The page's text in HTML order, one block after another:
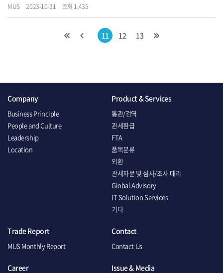
MUS 2023-10-31 조회 1,435
11 12 13
Company
Business Principle
People and Culture
Leadership
Location
Product & Services
통관/검역
관세환급
FTA
품목분류
외환
관세자문 및 심사/조사 대리
Global Advisory
IT Solution Services
기타
Trade Report
MUS Monthly Report
Contact
Contact Us
Career Issue & Media